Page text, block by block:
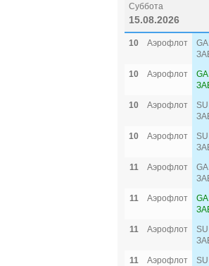
Суббота
15.08.2026
10 Аэрофлот
10
Аэрофлот
10
Аэрофлот
10
Аэрофлот
11
Аэрофлот
11
Аэрофлот
11
Аэрофлот
11
Аэрофлот